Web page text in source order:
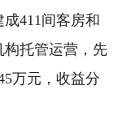
411间客房和
构托管运营，先
万元，收益分